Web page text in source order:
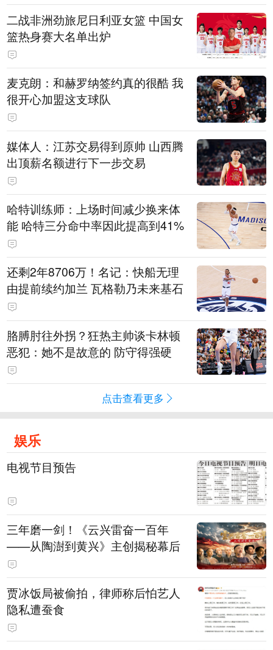
二战非洲劲旅尼日利亚女篮 中国女
篮热身赛大名单出炉
麦克朗：和赫罗纳签约真的很酷 我
很开心加盟这支球队
媒体人：江苏交易得到原帅 山西腾
出顶薪名额进行下一步交易
哈特训练师：上场时间减少换来体
能 哈特三分命中率因此提高到41%
还剩2年8706万！名记：快船无理
由提前续约加兰 瓦格勒乃未来基石
胳膊肘往外拐？狂热主帅谈卡林顿
恶犯：她不是故意的 防守得强硬
点击查看更多
娱乐
电视节目预告
三年磨一剑！《云兴雷奋一百年
——从陶澍到黄兴》主创揭秘幕后
贾冰饭局被偷拍，律师称后怕艺人
隐私遭蚕食